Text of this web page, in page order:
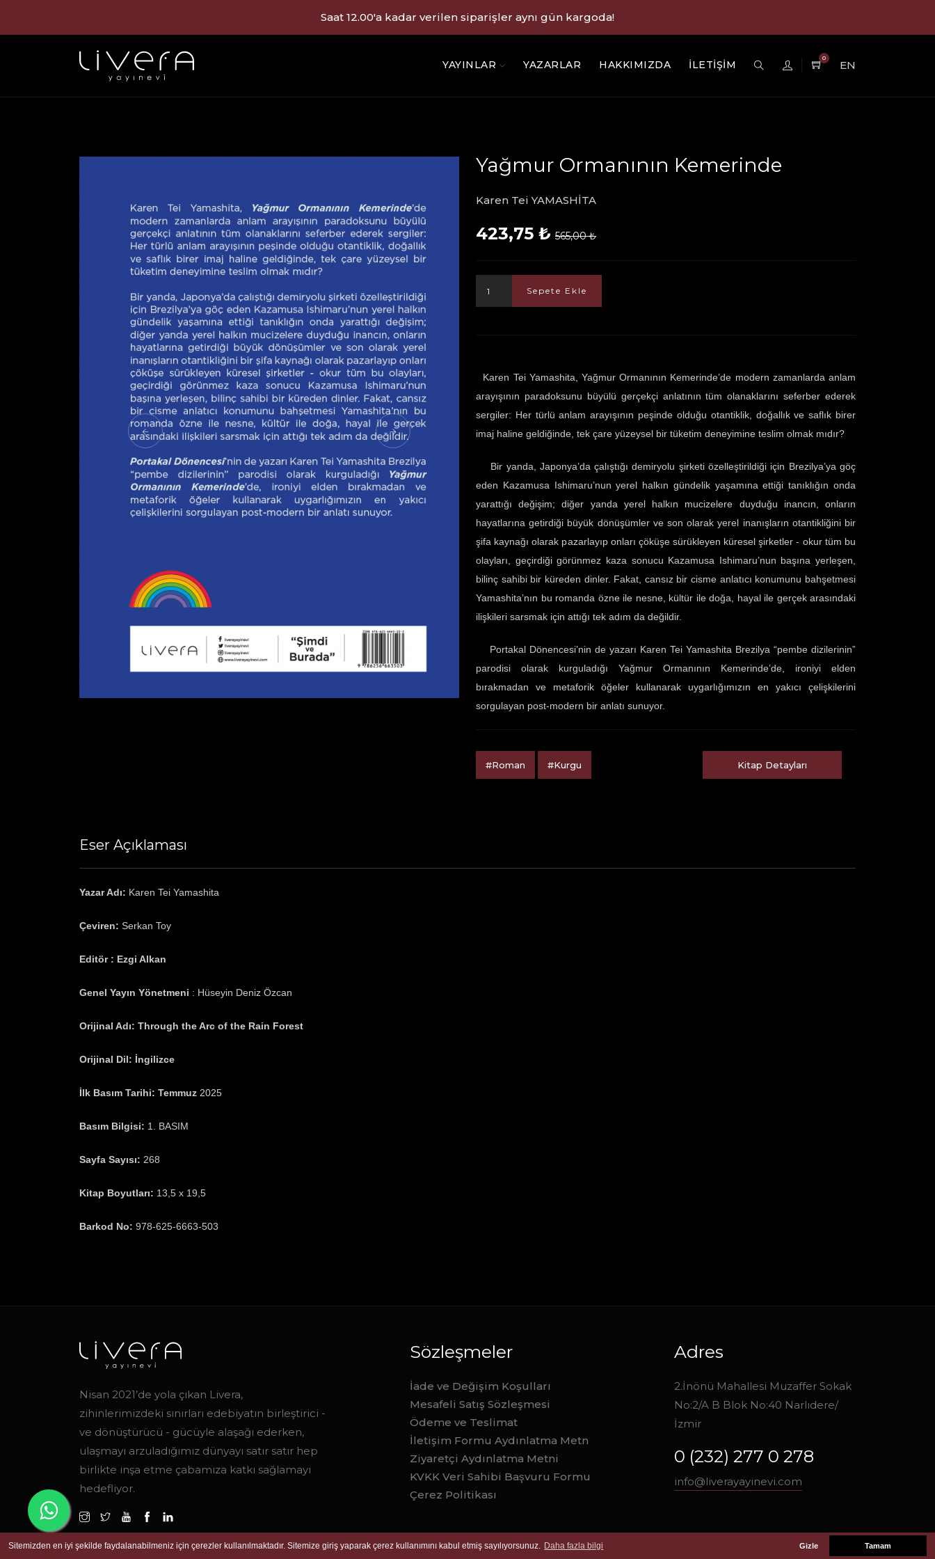
Sitemizden en iyi şekilde faydalanabilmeniz için çerezler kullanılmaktadır. Sitemize giriş yaparak çerez kullanımını kabul etmiş sayılıyorsunuz. Daha fazla bilgi Gizle Tamam
Saat 12.00'a kadar verilen siparişler aynı gün kargoda!
YAYINLAR YAZARLAR HAKKIMIZDA İLETİŞİM
0
EN
Yağmur Ormanının Kemerinde
Karen Tei YAMASHİTA
423,75 ₺ 565,00 ₺
Sepete Ekle
Karen Tei Yamashita, Yağmur Ormanının Kemerinde’de modern zamanlarda anlam
arayışının paradoksunu büyülü gerçekçi anlatının tüm olanaklarını seferber ederek
sergiler: Her türlü anlam arayışının peşinde olduğu otantiklik, doğallık ve saflık birer
imaj haline geldiğinde, tek çare yüzeysel bir tüketim deneyimine teslim olmak mıdır?
Bir yanda, Japonya’da çalıştığı demiryolu şirketi özelleştirildiği için Brezilya’ya göç
eden Kazamusa Ishimaru’nun yerel halkın gündelik yaşamına ettiği tanıklığın onda
yarattığı değişim; diğer yanda yerel halkın mucizelere duyduğu inancın, onların
hayatlarına getirdiği büyük dönüşümler ve son olarak yerel inanışların otantikliğini bir
şifa kaynağı olarak pazarlayıp onları çöküşe sürükleyen küresel şirketler - okur tüm bu
olayları, geçirdiği görünmez kaza sonucu Kazamusa Ishimaru’nun başına yerleşen,
bilinç sahibi bir küreden dinler. Fakat, cansız bir cisme anlatıcı konumunu bahşetmesi
Yamashita’nın bu romanda özne ile nesne, kültür ile doğa, hayal ile gerçek arasındaki
ilişkileri sarsmak için attığı tek adım da değildir.
Portakal Dönencesi’nin de yazarı Karen Tei Yamashita Brezilya “pembe dizilerinin”
parodisi olarak kurguladığı Yağmur Ormanının Kemerinde’de, ironiyi elden
bırakmadan ve metaforik öğeler kullanarak uygarlığımızın en yakıcı çelişkilerini
sorgulayan post-modern bir anlatı sunuyor.
#Roman #Kurgu Kitap Detayları
Eser Açıklaması
Yazar Adı: Karen Tei Yamashita
Çeviren: Serkan Toy
Editör : Ezgi Alkan
Genel Yayın Yönetmeni : Hüseyin Deniz Özcan
Orijinal Adı: Through the Arc of the Rain Forest
Orijinal Dil: İngilizce
İlk Basım Tarihi: Temmuz 2025
Basım Bilgisi: 1. BASIM
Sayfa Sayısı: 268
Kitap Boyutları: 13,5 x 19,5
Barkod No: 978-625-6663-503
Nisan 2021’de yola çıkan Livera,
zihinlerimizdeki sınırları edebiyatın birleştirici -
ve dönüştürücü - gücüyle alaşağı ederken,
ulaşmayı arzuladığımız dünyayı satır satır hep
birlikte inşa etme çabamıza katkı sağlamayı
hedefliyor.
Sözleşmeler
İade ve Değişim Koşulları
Mesafeli Satış Sözleşmesi
Ödeme ve Teslimat
İletişim Formu Aydınlatma Metn
Ziyaretçi Aydınlatma Metni
KVKK Veri Sahibi Başvuru Formu
Çerez Politikası
Adres
2.İnönü Mahallesi Muzaffer Sokak
No:2/A B Blok No:40 Narlıdere/
İzmir
0 (232) 277 0 278
info@liverayayinevi.com